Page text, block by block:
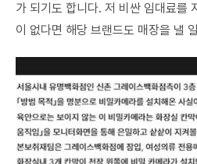
가 되기도 합니다. 저 비싼 임대료를
이 없다면 해당 브랜드도 매장을 낼